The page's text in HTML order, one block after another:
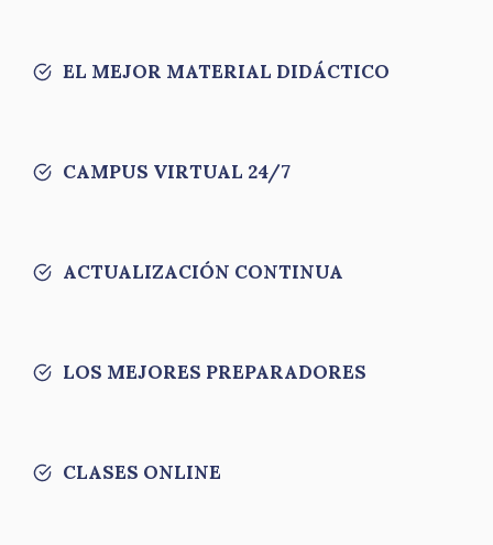
EL MEJOR MATERIAL DIDÁCTICO
CAMPUS VIRTUAL 24/7
ACTUALIZACIÓN CONTINUA
LOS MEJORES PREPARADORES
CLASES ONLINE